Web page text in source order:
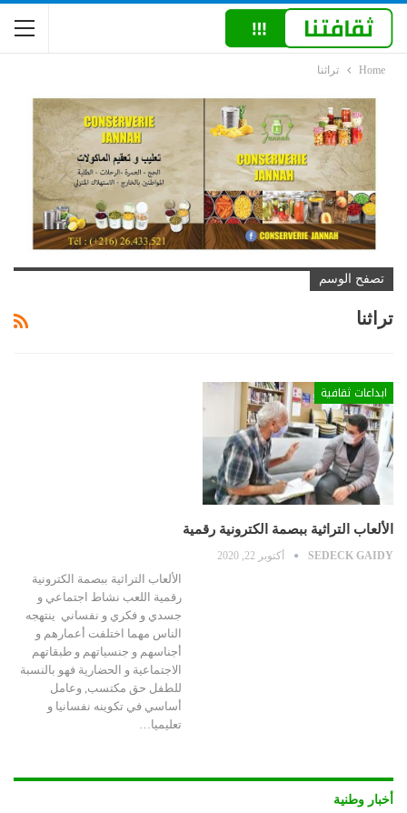
Home تراثنا
تصفح الوسم
تراثنا
ابداعات ثقافية
الألعاب التراثية ببصمة الكترونية رقمية
SEDECK GAIDY أكتوبر 22, 2020
الألعاب التراثية ببصمة الكترونية
رقمية اللعب نشاط اجتماعي و
جسدي و فكري و نفساني ينتهجه
الناس مهما اختلفت أعمارهم و
أجناسهم و جنسياتهم و طبقاتهم
الاجتماعية و الحضارية فهو بالنسبة
للطفل حق مكتسب, وعامل
أساسي في تكوينه نفسانيا و
تعليميا…
أخبار وطنية